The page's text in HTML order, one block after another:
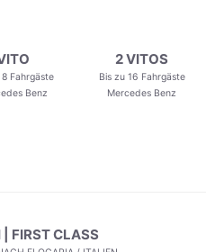
8 Fahrgäste
Benz
2 VITOS
Bis zu 16 Fahrgäste
Mercedes Benz
FIRST CLASS